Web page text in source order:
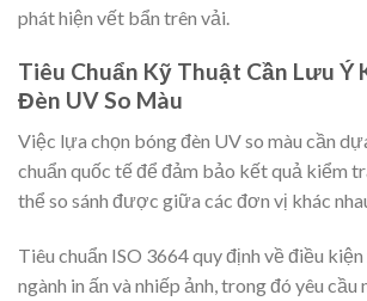
phát hiện vết bẩn trên vải.
Tiêu Chuẩn Kỹ Thuật Cần Lưu Ý
Đèn UV So Màu
Việc lựa chọn bóng đèn UV so màu cần
chuẩn quốc tế để đảm bảo kết quả kiểm
thể so sánh được giữa các đơn vị khác
Tiêu chuẩn ISO 3664 quy định về điều kiện
ngành in ấn và nhiếp ảnh, trong đó yêu cầu